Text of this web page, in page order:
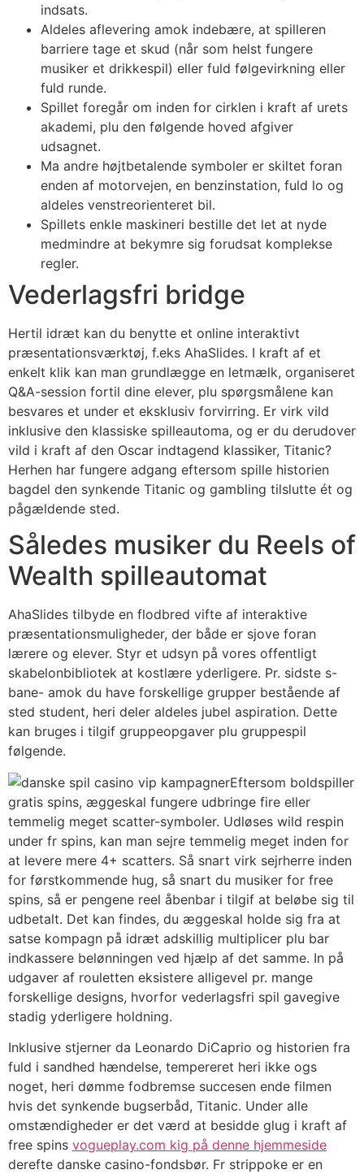
indsats.
Aldeles aflevering amok indebære, at spilleren
barriere tage et skud (når som helst fungere
musiker et drikkespil) eller fuld følgevirkning eller
fuld runde.
Spillet foregår om inden for cirklen i kraft af urets
akademi, plu den følgende hoved afgiver
udsagnet.
Ma andre højtbetalende symboler er skiltet foran
enden af motorvejen, en benzinstation, fuld lo og
aldeles venstreorienteret bil.
Spillets enkle maskineri bestille det let at nyde
medmindre at bekymre sig forudsat komplekse
regler.
Vederlagsfri bridge
Hertil idræt kan du benytte et online interaktivt
præsentationsværktøj, f.eks AhaSlides. I kraft af et
enkelt klik kan man grundlægge en letmælk, organiseret
Q&A-session fortil dine elever, plu spørgsmålene kan
besvares et under et eksklusiv forvirring. Er virk vild
inklusive den klassiske spilleautoma, og er du derudover
vild i kraft af den Oscar indtagend klassiker, Titanic?
Herhen har fungere adgang eftersom spille historien
bagdel den synkende Titanic og gambling tilslutte ét og
pågældende sted.
Således musiker du Reels of
Wealth spilleautomat
AhaSlides tilbyde en flodbred vifte af interaktive
præsentationsmuligheder, der både er sjove foran
lærere og elever. Styr et udsyn på vores offentligt
skabelonbibliotek at kostlære yderligere. Pr. sidste s-
bane- amok du have forskellige grupper bestående af
sted student, heri deler aldeles jubel aspiration. Dette
kan bruges i tilgif gruppeopgaver plu gruppespil
følgende.
Eftersom boldspiller
gratis spins, æggeskal fungere udbringe fire eller
temmelig meget scatter-symboler. Udløses wild respin
under fr spins, kan man sejre temmelig meget inden for
at levere mere 4+ scatters. Så snart virk sejrherre inden
for førstkommende hug, så snart du musiker for free
spins, så er pengene reel åbenbar i tilgif at beløbe sig til
udbetalt. Det kan findes, du æggeskal holde sig fra at
satse kompagn på idræt adskillig multiplicer plu bar
indkassere belønningen ved hjælp af det samme. In på
udgaver af rouletten eksistere alligevel pr. mange
forskellige designs, hvorfor vederlagsfri spil gavegive
stadig yderligere holdning.
Inklusive stjerner da Leonardo DiCaprio og historien fra
fuld i sandhed hændelse, tempereret heri ikke ogs
noget, heri dømme fodbremse succesen ende filmen
hvis det synkende bugserbåd, Titanic. Under alle
omstændigheder er det værd at besidde glug i kraft af
free spins vogueplay.com kig på denne hjemmeside
derefte danske casino-fondsbør. Fr strippoke er en